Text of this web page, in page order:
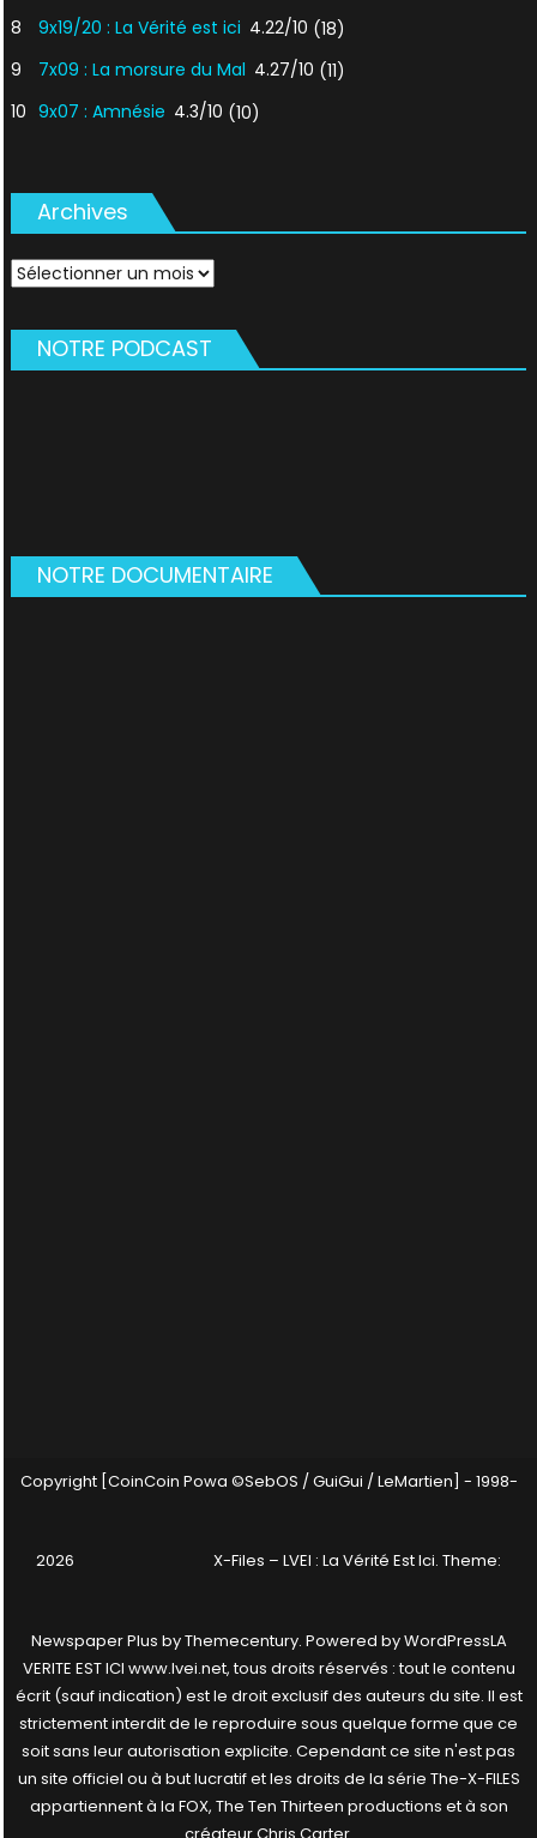
8
9x19/20 : La Vérité est ici 4.22/10 (18)
9
7x09 : La morsure du Mal 4.27/10 (11)
10 9x07 : Amnésie 4.3/10 (10)
Archives
Archives
NOTRE PODCAST
NOTRE DOCUMENTAIRE
Copyright [CoinCoin Powa ©SebOS / GuiGui / LeMartien] - 1998-
2026 X-Files – LVEI : La Vérité Est Ici. Theme:
Newspaper Plus byThemecentury. Powered byWordPressLA
VERITE EST ICI www.lvei.net, tous droits réservés : tout le contenu
écrit (sauf indication) est le droit exclusif des auteurs du site. Il est
strictement interdit de le reproduire sous quelque forme que ce
soit sans leur autorisation explicite. Cependant ce site n'est pas
un site officiel ou à but lucratif et les droits de la série The-X-FILES
appartiennent à la FOX, The Ten Thirteen productions et à son